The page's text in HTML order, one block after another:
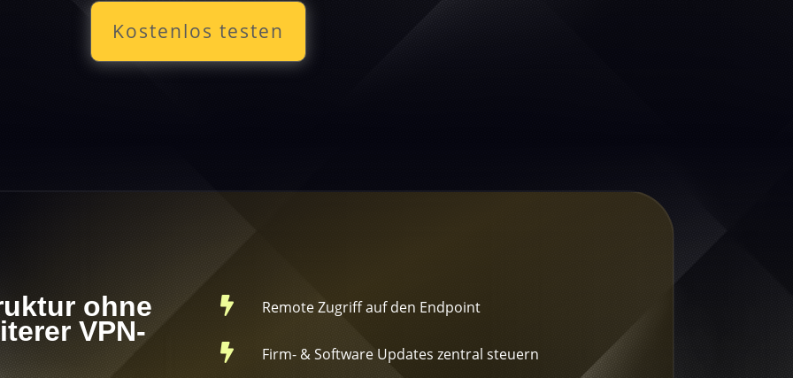
Kostenlos testen
ohne
VPN-
 Remote Zugriff auf den Endpoint
 Firm- & Software Updates zentral steuern